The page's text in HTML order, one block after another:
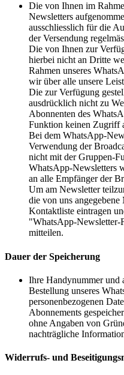
Die von Ihnen im
Newsletters
ausschliesslich für die
der Versendung
Die von Ihnen zur
hierbei nicht an Dritte
Rahmen unseres
wir über alle unsere
Die zur Verfügung
ausdrücklich nicht zu
Abonnenten des
Funktion keinen Zugriff
Bei dem WhatsApp-
Verwendung der
nicht mit der Gruppen-
WhatsApp-Newsletters
an alle Empfänger der
Um am Newsletter
die von uns
Kontaktliste eintragen
"WhatsApp-Newsletter-
mitteilen.
Dauer der Speicherung
Ihre Handynummer und
Bestellung unseres
personenbezogenen
Abonnements
ohne Angaben von
nachträgliche
Widerrufs- und